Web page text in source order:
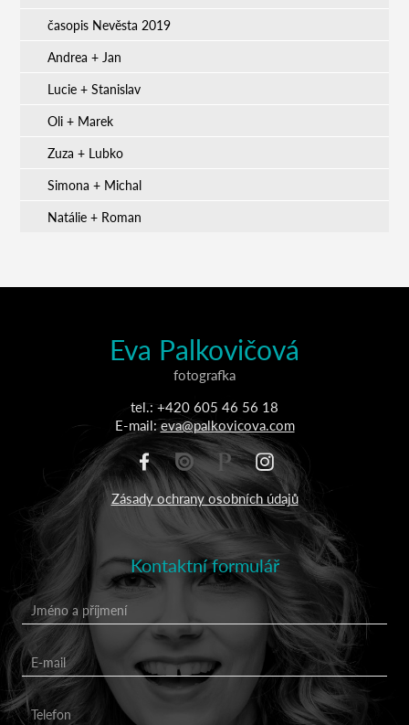
časopis Nevěsta 2019
Andrea + Jan
Lucie + Stanislav
Oli + Marek
Zuza + Lubko
Simona + Michal
Natálie + Roman
Eva Palkovičová
fotografka
tel.: +420 605 46 56 18
E-mail:eva@palkovicova.com
Zásady ochrany osobních údajů
Kontaktní formulář
Jméno a příjmení
E-mail
Telefon